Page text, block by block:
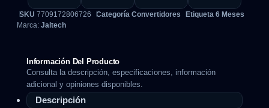
SKU 7709172806726 Categoría Convertidores Etiqueta 6 Meses
Marca: Jaltech
Información Del Producto
Consulta la descripción, especificaciones, información
adicional y opiniones disponibles.
Descripción